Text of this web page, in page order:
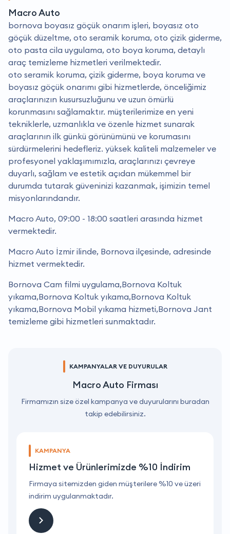
Macro Auto
bornova boyasız göçük onarım işleri, boyasız oto
göçük düzeltme, oto seramik koruma, oto çizik giderme,
oto pasta cila uygulama, oto boya koruma, detaylı
araç temizleme hizmetleri verilmektedir.
oto seramik koruma, çizik giderme, boya koruma ve
boyasız göçük onarımı gibi hizmetlerde, önceliğimiz
araçlarınızın kusursuzluğunu ve uzun ömürlü
korunmasını sağlamaktır. müşterilerimize en yeni
tekniklerle, uzmanlıkla ve özenle hizmet sunarak
araçlarının ilk günkü görünümünü ve korumasını
sürdürmelerini hedefleriz. yüksek kaliteli malzemeler ve
profesyonel yaklaşımımızla, araçlarınızı çevreye
duyarlı, sağlam ve estetik açıdan mükemmel bir
durumda tutarak güveninizi kazanmak, işimizin temel
misyonlarındandır.
Macro Auto, 09:00 - 18:00 saatleri arasında hizmet
vermektedir.
Macro Auto İzmir ilinde, Bornova ilçesinde, adresinde
hizmet vermektedir.
Bornova Cam filmi uygulama,Bornova Koltuk
yıkama,Bornova Koltuk yıkama,Bornova Koltuk
yıkama,Bornova Mobil yıkama hizmeti,Bornova Jant
temizleme gibi hizmetleri sunmaktadır.
KAMPANYALAR VE DUYURULAR
Macro Auto Firması
Firmamızın size özel kampanya ve duyurularını buradan
takip edebilirsiniz.
KAMPANYA
Hizmet ve Ürünlerimizde %10 İndirim
Firmaya sitemizden giden müşterilere %10 ve üzeri
indirim uygulanmaktadır.